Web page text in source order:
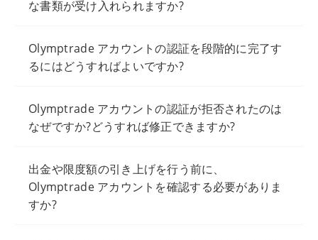
な書類が受け入れられますか?
Olymptrade アカウントの認証を段階的に完了す
るにはどうすればよいですか?
Olymptrade アカウントの認証が拒否されたのは
なぜですか?どうすれば修正できますか?
出金や限度額の引き上げを行う前に、
Olymptrade アカウントを確認する必要がありま
すか?